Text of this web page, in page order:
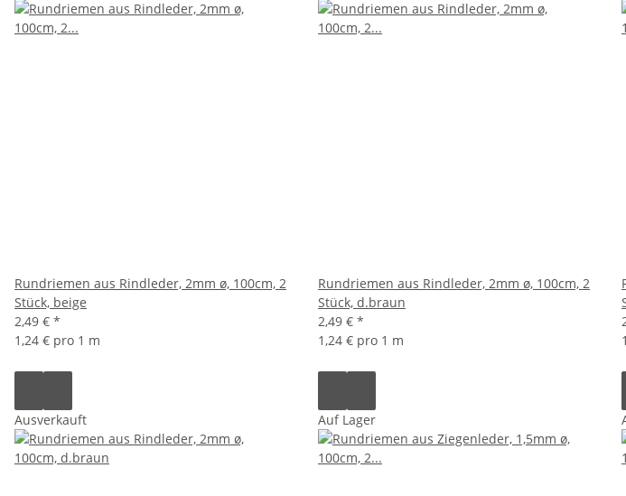
Rundriemen aus Rindleder, 2mm ø, 100cm, 2
Stück, beige
2,49 € *
1,24 € pro 1 m
Rundriemen aus Rindleder, 2mm ø, 100cm, 2
Stück, d.braun
2,49 € *
1,24 € pro 1 m
Ausverkauft Auf Lager